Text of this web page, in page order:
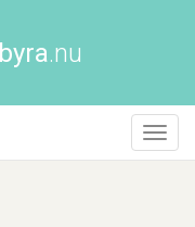
.nu